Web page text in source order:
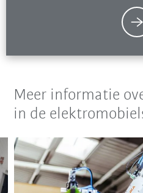
Meer informatie
in de